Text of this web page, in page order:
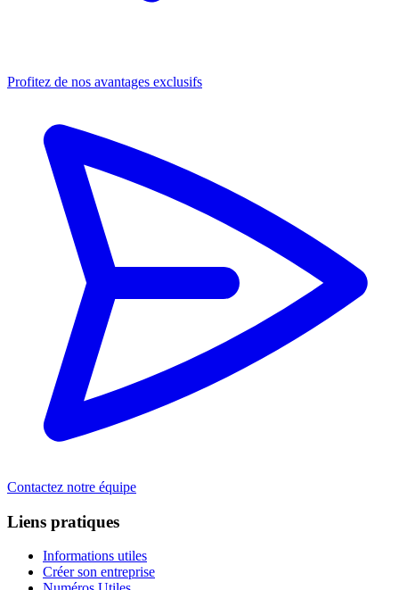
Profitez de nos avantages exclusifs
Contactez notre équipe
Liens pratiques
Informations utiles
Créer son entreprise